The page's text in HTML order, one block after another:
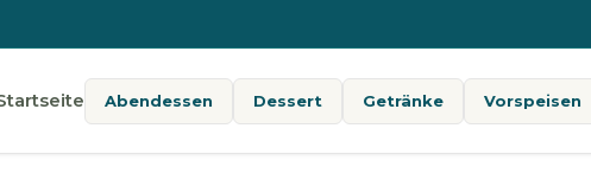
Abendessen Dessert Getränke Vorspeisen